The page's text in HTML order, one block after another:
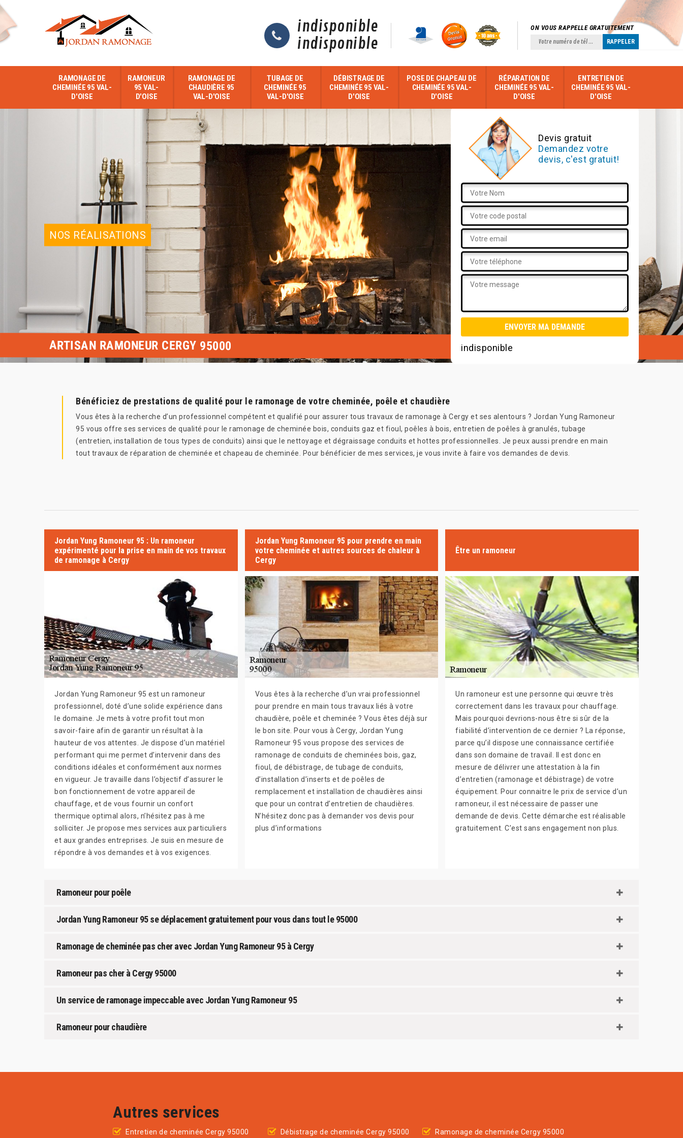
indisponible
indisponible
ON VOUS RAPPELLE GRATUITEMENT
RAMONAGE DE
CHEMINÉE 95 VAL-
D'OISE
RAMONEUR
95 VAL-
D'OISE
RAMONAGE DE
CHAUDIÈRE 95
VAL-D'OISE
TUBAGE DE
CHEMINÉE 95
VAL-D'OISE
DÉBISTRAGE DE
CHEMINÉE 95 VAL-
D'OISE
POSE DE CHAPEAU DE
CHEMINÉE 95 VAL-
D'OISE
RÉPARATION DE
CHEMINÉE 95 VAL-
D'OISE
ENTRETIEN DE
CHEMINÉE 95 VAL-
D'OISE
NOS RÉALISATIONS
Devis gratuit
Demandez votre
devis, c'est gratuit!
indisponible
ARTISAN RAMONEUR CERGY 95000
Bénéficiez de prestations de qualité pour le ramonage de votre cheminée, poêle et chaudière
Vous êtes à la recherche d’un professionnel compétent et qualifié pour assurer tous travaux de ramonage à Cergy et ses alentours ? Jordan Yung Ramoneur
95 vous offre ses services de qualité pour le ramonage de cheminée bois, conduits gaz et fioul, poêles à bois, entretien de poêles à granulés, tubage
(entretien, installation de tous types de conduits) ainsi que le nettoyage et dégraissage conduits et hottes professionnelles. Je peux aussi prendre en main
tout travaux de réparation de cheminée et chapeau de cheminée. Pour bénéficier de mes services, je vous invite à faire vos demandes de devis.
Jordan Yung Ramoneur 95 : Un ramoneur
expérimenté pour la prise en main de vos travaux
de ramonage à Cergy
Jordan Yung Ramoneur 95 est un ramoneur
professionnel, doté d’une solide expérience dans
le domaine. Je mets à votre profit tout mon
savoir-faire afin de garantir un résultat à la
hauteur de vos attentes. Je dispose d’un matériel
performant qui me permet d’intervenir dans des
conditions idéales et conformément aux normes
en vigueur. Je travaille dans l’objectif d’assurer le
bon fonctionnement de votre appareil de
chauffage, et de vous fournir un confort
thermique optimal alors, n’hésitez pas à me
solliciter. Je propose mes services aux particuliers
et aux grandes entreprises. Je suis en mesure de
répondre à vos demandes et à vos exigences.
Jordan Yung Ramoneur 95 pour prendre en main
votre cheminée et autres sources de chaleur à
Cergy
Vous êtes à la recherche d’un vrai professionnel
pour prendre en main tous travaux liés à votre
chaudière, poêle et cheminée ? Vous êtes déjà sur
le bon site. Pour vous à Cergy, Jordan Yung
Ramoneur 95 vous propose des services de
ramonage de conduits de cheminées bois, gaz,
fioul, de débistrage, de tubage de conduits,
d’installation d’inserts et de poêles de
remplacement et installation de chaudières ainsi
que pour un contrat d’entretien de chaudières.
N’hésitez donc pas à demander vos devis pour
plus d’informations
Être un ramoneur
Un ramoneur est une personne qui œuvre très
correctement dans les travaux pour chauffage.
Mais pourquoi devrions-nous être si sûr de la
fiabilité d’intervention de ce dernier ? La réponse,
parce qu’il dispose une connaissance certifiée
dans son domaine de travail. Il est donc en
mesure de délivrer une attestation à la fin
d’entretien (ramonage et débistrage) de votre
équipement. Pour connaitre le prix de service d’un
ramoneur, il est nécessaire de passer une
demande de devis. Cette démarche est réalisable
gratuitement. C’est sans engagement non plus.
Ramoneur pour poêle
Jordan Yung Ramoneur 95 se déplacement gratuitement pour vous dans tout le 95000
Ramonage de cheminée pas cher avec Jordan Yung Ramoneur 95 à Cergy
Ramoneur pas cher à Cergy 95000
Un service de ramonage impeccable avec Jordan Yung Ramoneur 95
Ramoneur pour chaudière
Autres services
Entretien de cheminée Cergy 95000 Débistrage de cheminée Cergy 95000 Ramonage de cheminée Cergy 95000